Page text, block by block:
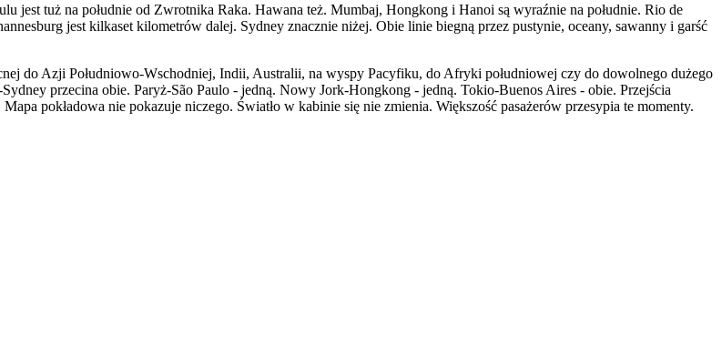
jest tuż na południe od Zwrotnika Raka. Hawana też. Mumbaj, Hongkong i Hanoi są wyraźnie na południe. Rio de
jest kilkaset kilometrów dalej. Sydney znacznie niżej. Obie linie biegną przez pustynie, oceany, sawanny i garść
do Azji Południowo-Wschodniej, Indii, Australii, na wyspy Pacyfiku, do Afryki południowej czy do dowolnego dużego
przecina obie. Paryż-São Paulo - jedną. Nowy Jork-Hongkong - jedną. Tokio-Buenos Aires - obie. Przejścia
pokładowa nie pokazuje niczego. Światło w kabinie się nie zmienia. Większość pasażerów przesypia te momenty.